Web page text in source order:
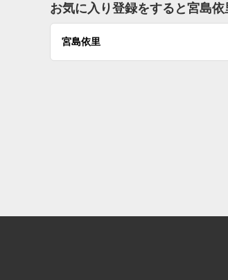
お気に入り登録をすると宮島
宮島依里